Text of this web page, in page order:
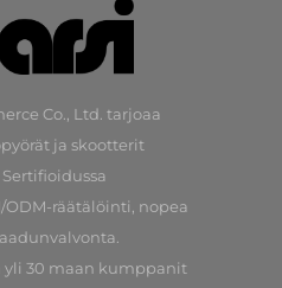
Co., Ltd. tarjoaa
ja skootterit
räätälöinti, nopea
30 maan kumppanit